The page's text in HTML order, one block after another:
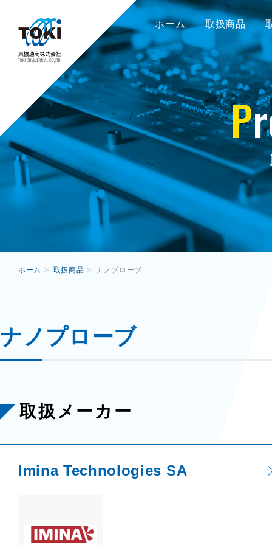
ホーム 取扱商品
P
ホーム 取扱商品 ナノプローブ
ナノプローブ
取扱メーカー
Imina Technologies SA